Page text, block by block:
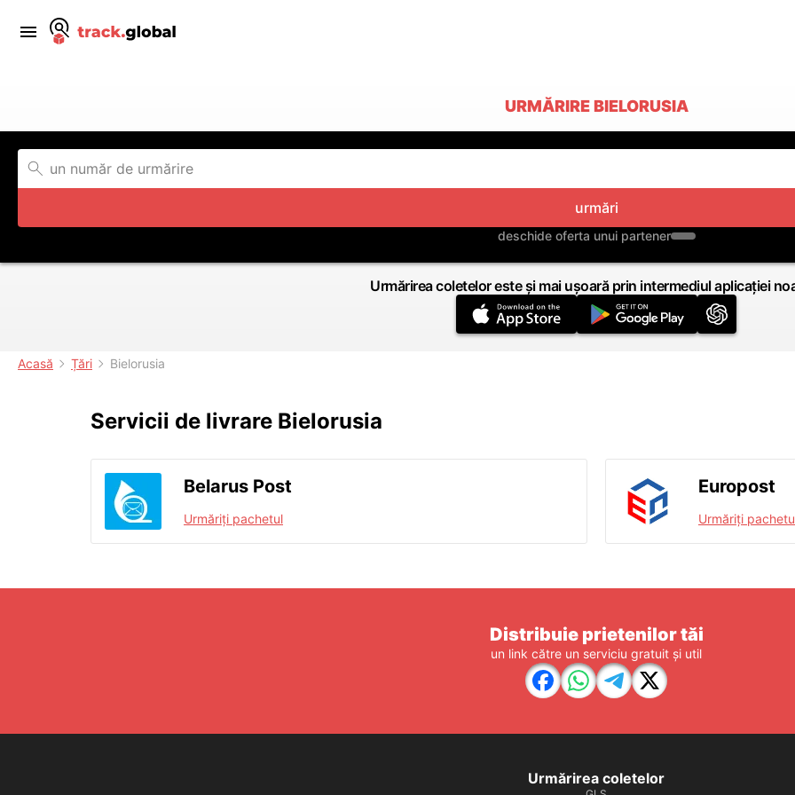
URMĂRIRE BIELORUSIA
urmări
deschide oferta unui partener
Urmărirea coletelor este și mai ușoară prin intermediul aplicației
Acasă Țări Bielorusia
Servicii de livrare Bielorusia
Belarus Post
Urmăriți pachetul
Europost
Urmăriți
Distribuie prietenilor tăi
un link către un serviciu gratuit și util
Urmărirea coletelor